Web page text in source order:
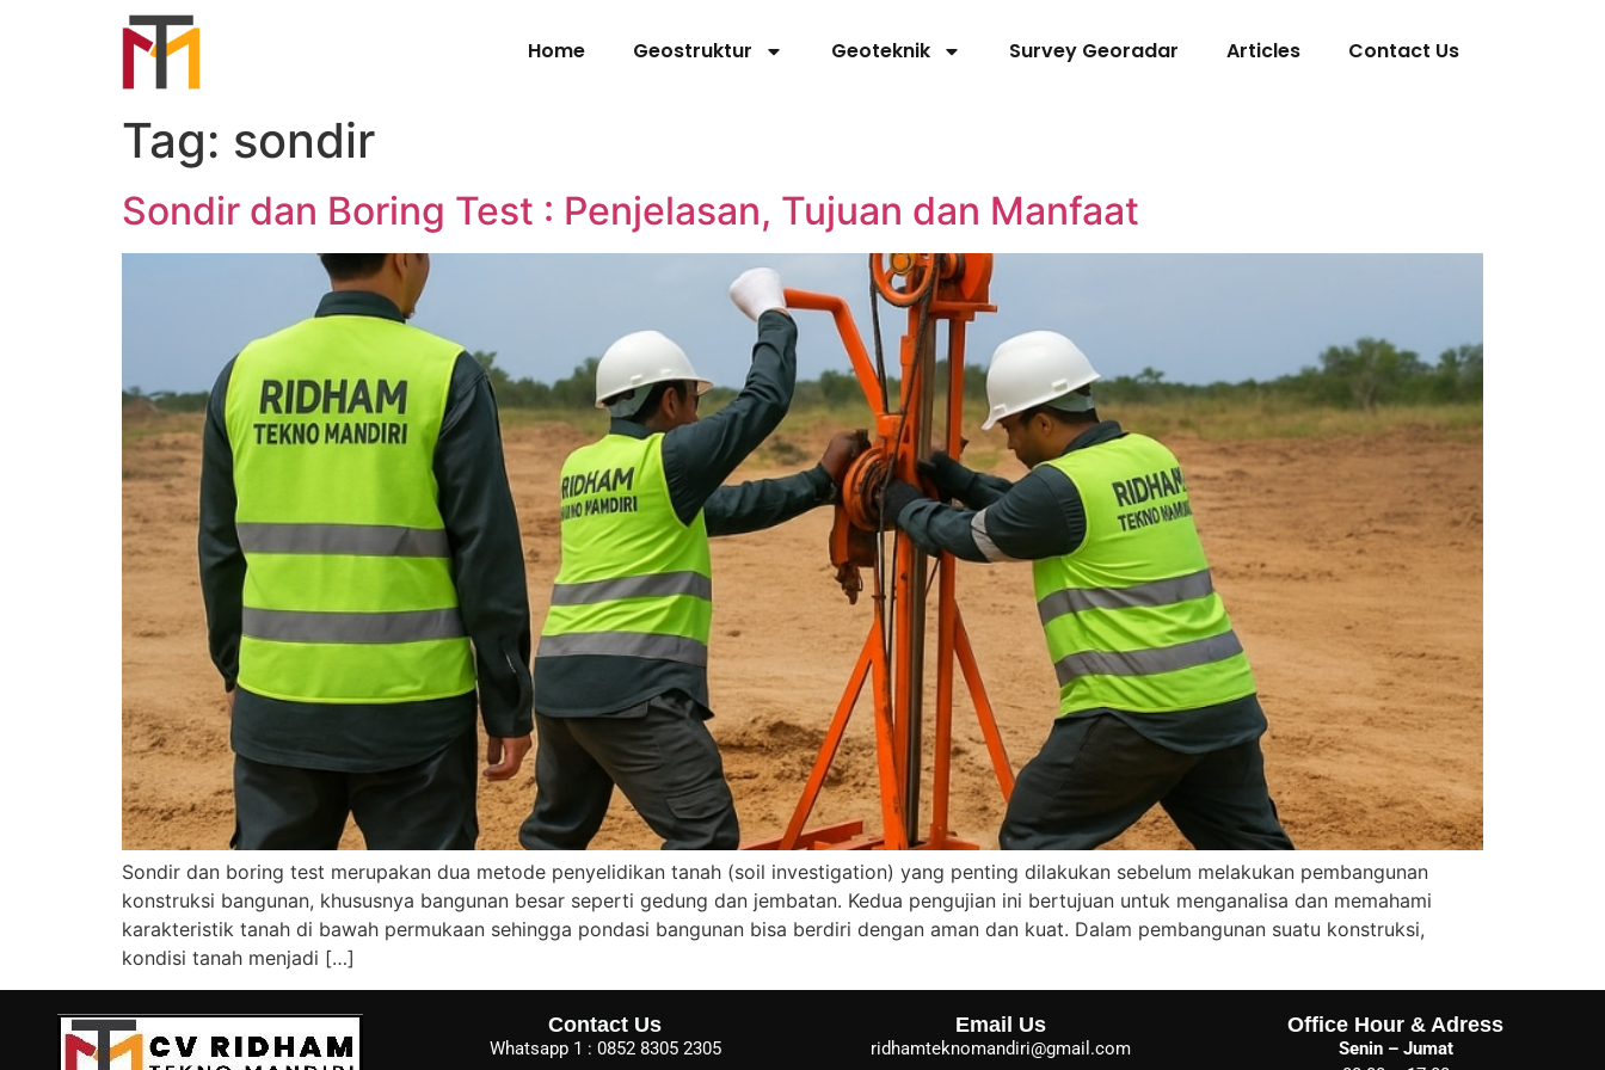
Home Geostruktur Geoteknik Survey Georadar Articles Contact Us
Tag: sondir
Sondir dan Boring Test : Penjelasan, Tujuan dan Manfaat
Sondir dan boring test merupakan dua metode penyelidikan tanah (soil investigation) yang penting dilakukan sebelum melakukan pembangunan
konstruksi bangunan, khususnya bangunan besar seperti gedung dan jembatan. Kedua pengujian ini bertujuan untuk menganalisa dan memahami
karakteristik tanah di bawah permukaan sehingga pondasi bangunan bisa berdiri dengan aman dan kuat. Dalam pembangunan suatu konstruksi,
kondisi tanah menjadi […]
Contact Us
Whatsapp 1 : 0852 8305 2305
Email Us
ridhamteknomandiri@gmail.com
Office Hour & Adress
Senin – Jumat